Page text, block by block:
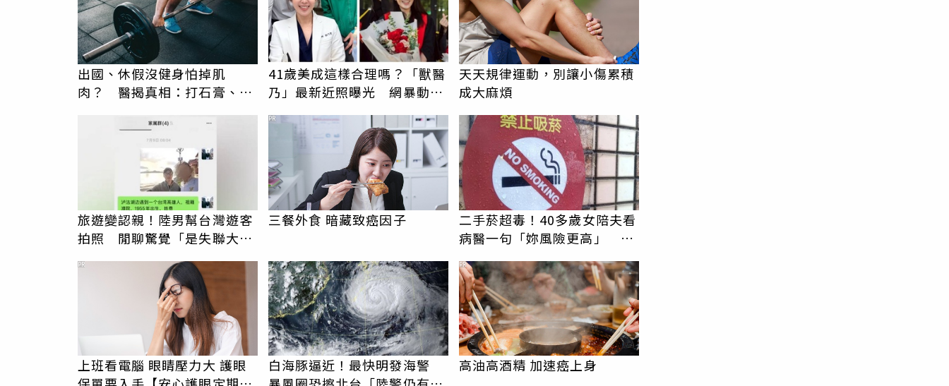
出國、休假沒健身怕掉肌
肉？ 醫揭真相：打石膏、臥
41歲美成這樣合理嗎？「獸醫
乃」最新近照曝光 網暴動：
歲月忘了她
天天規律運動，別讓小傷累積
成大麻煩
旅遊變認親！陸男幫台灣遊客
拍照 閒聊驚覺「是失聯大
三餐外食 暗藏致癌因子
PR
二手菸超毒！40多歲女陪夫看
病醫一句「妳風險更高」 意
上班看電腦 眼睛壓力大 護眼
PR
白海豚逼近！最快明發海警
高油高酒精 加速癌上身
PR